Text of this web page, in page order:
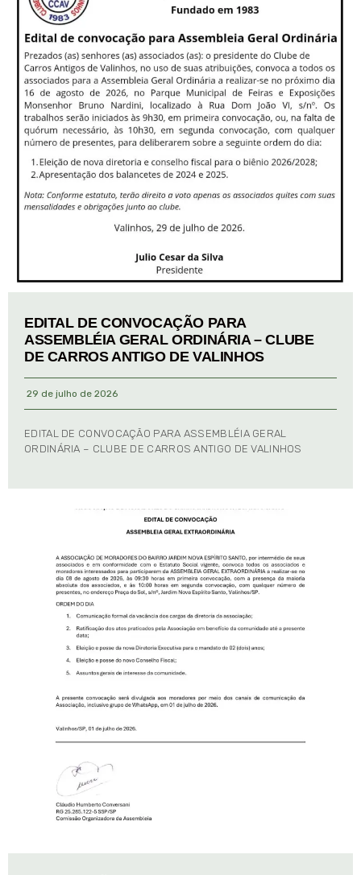
EDITAL DE CONVOCAÇÃO PARA
ASSEMBLÉIA GERAL ORDINÁRIA – CLUBE
DE CARROS ANTIGO DE VALINHOS
29 de julho de 2026
EDITAL DE CONVOCAÇÃO PARA ASSEMBLÉIA GERAL
ORDINÁRIA – CLUBE DE CARROS ANTIGO DE VALINHOS